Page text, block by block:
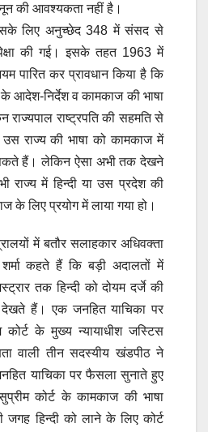
की आवश्यकता नहीं है।
इसके लिए अनुच्छेद 348 में संसद से
की गई। इसके तहत 1963 में
पारित कर प्रावधान किया है कि
के आदेश-निर्देश व कामकाज की भाषा
राज्यपाल राष्ट्रपति की सहमति से
उस राज्य की भाषा को कामकाज में
हैं। लेकिन ऐसा अभी तक देखने
राज्य में हिन्दी या उस प्रदेश की
के लिए प्रयोग में लाया गया हो।
में बतौर सलाहकार अधिवक्ता
कहते हैं कि बड़ी अदालतों में
तक हिन्दी को दोयम दर्जे की
देखते हैं। एक जनहित याचिका पर
कोर्ट के मुख्य न्यायाधीश जस्टिस
वाली तीन सदस्यीय खंडपीठ ने
याचिका पर फैसला सुनाते हुए
कोर्ट के कामकाज की भाषा
जगह हिन्दी को लाने के लिए कोर्ट